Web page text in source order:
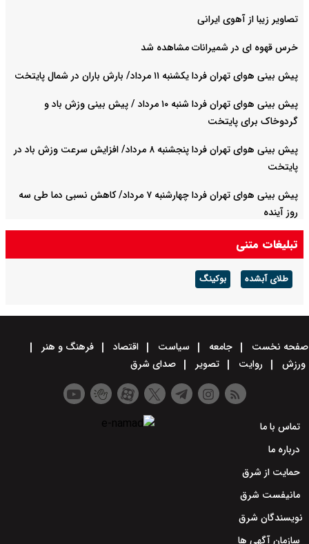
تصاویر زیبا از آهوی ایرانی
خرس قهوه ای در شمیرانات مشاهده شد
پیش بینی هوای تهران فردا یکشنبه ۱۱ مرداد/ بارش باران در شمال پایتخت
پیش بینی هوای تهران فردا شنبه ۱۰ مرداد / پیش بینی وزش باد و
گردوخاک برای پایتخت
پیش بینی هوای تهران فردا پنجشنبه ۸ مرداد/ افزایش سرعت وزش باد در
پایتخت
پیش بینی هوای تهران فردا چهارشنبه ۷ مرداد/ کاهش نسبی دما طی سه
روز آینده
تبلیغات متنی
طلای آبشده بوکینگ
صفحه نخست جامعه سیاست اقتصاد
فرهنگ و هنر
ورزش
روایت تصویر صدای شرق
تماس با ما
درباره ما
حمایت از شرق
مانیفست شرق
نویسندگان شرق
سازمان آگهی ها